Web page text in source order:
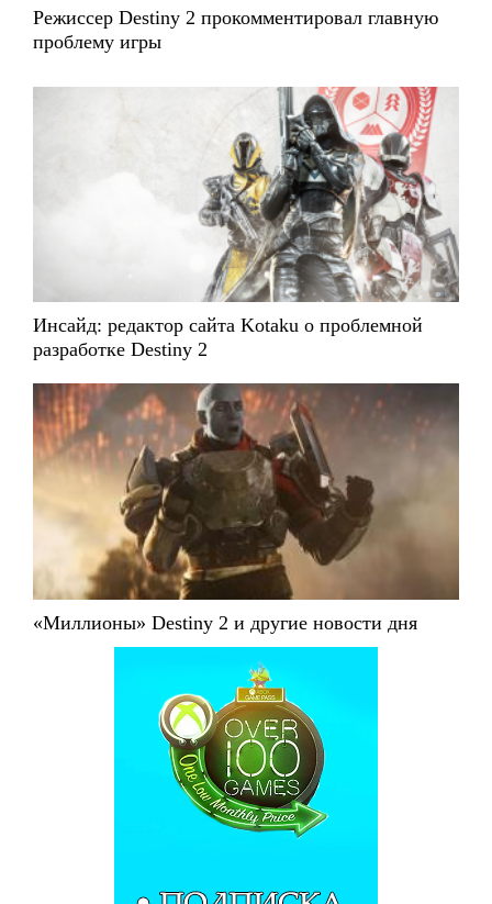
Режиссер Destiny 2 прокомментировал главную
проблему игры
Инсайд: редактор сайта Kotaku о проблемной
разработке Destiny 2
«Миллионы» Destiny 2 и другие новости дня